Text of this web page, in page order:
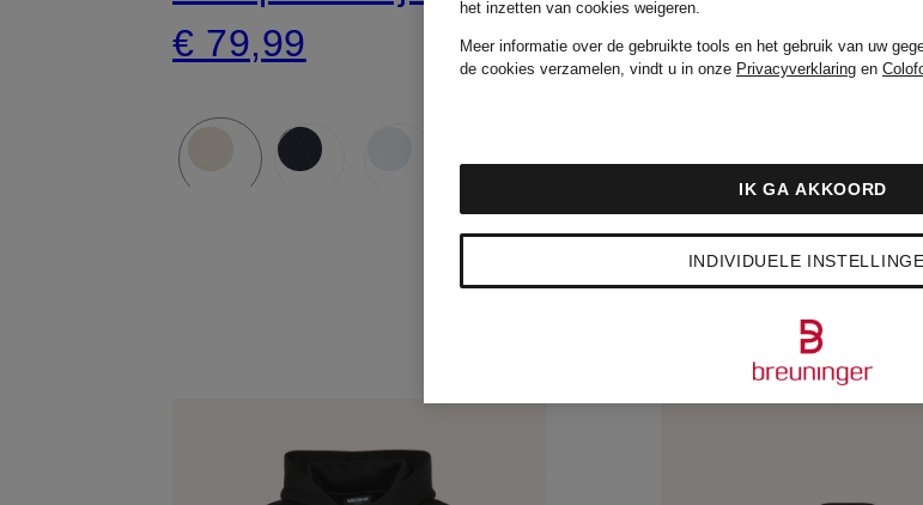
€ 79,99
€ 79,99
het inzetten van cookies weigeren.
Meer informatie over de gebruikte tools en het gebruik van uw
de cookies verzamelen, vindt u in onze Privacyverklaring en
INDIVIDUELE
IK GA AKKOORD